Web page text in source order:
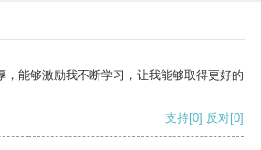
，能够激励我不断学习，让我能够取得更好的
支持[0] 反对[0]